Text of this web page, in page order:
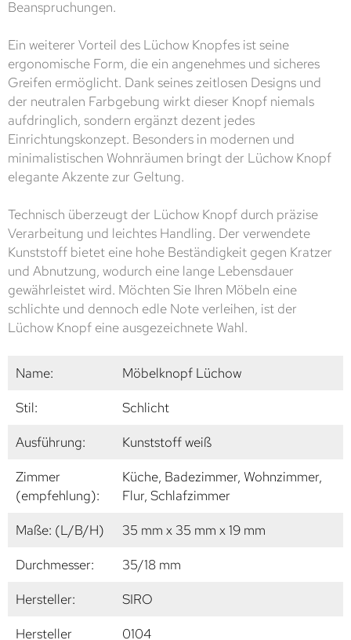
Beanspruchungen.
Ein weiterer Vorteil des Lüchow Knopfes ist seine
ergonomische Form, die ein angenehmes und sicheres
Greifen ermöglicht. Dank seines zeitlosen Designs und
der neutralen Farbgebung wirkt dieser Knopf niemals
aufdringlich, sondern ergänzt dezent jedes
Einrichtungskonzept. Besonders in modernen und
minimalistischen Wohnräumen bringt der Lüchow Knopf
elegante Akzente zur Geltung.
Technisch überzeugt der Lüchow Knopf durch präzise
Verarbeitung und leichtes Handling. Der verwendete
Kunststoff bietet eine hohe Beständigkeit gegen Kratzer
und Abnutzung, wodurch eine lange Lebensdauer
gewährleistet wird. Möchten Sie Ihren Möbeln eine
schlichte und dennoch edle Note verleihen, ist der
Lüchow Knopf eine ausgezeichnete Wahl.
Name:
Möbelknopf Lüchow
Stil:
Schlicht
Ausführung:
Kunststoff weiß
Zimmer
(empfehlung):
Küche, Badezimmer, Wohnzimmer,
Flur, Schlafzimmer
Maße: (L/B/H)
35 mm x 35 mm x 19 mm
Durchmesser:
35/18 mm
Hersteller:
SIRO
Hersteller
0104